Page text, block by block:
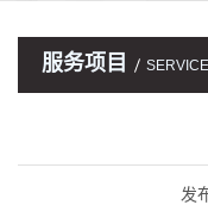
服务项目 SERVICE
发